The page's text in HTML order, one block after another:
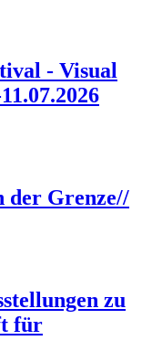
- Visual
der Grenze//
zu
für